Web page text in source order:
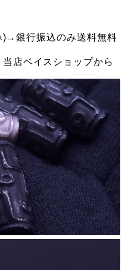
銀行振込のみ送料無料
店ベイスショップから